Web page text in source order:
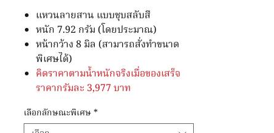
กรัมแหวนลายสาน แบบชุบสลับสี
หนัก 7.92 กรัม (โดยประมาณ)
หน้ากว้าง 8 มิล (สามารถสั่งทำขนาด
พิเศษได้)
คิดราคาตามน้ำหนักจริงเมื่อของเสร็จ
ราคากรัมละ 3,977 บาท
เลือกลักษณะพิเศษ*